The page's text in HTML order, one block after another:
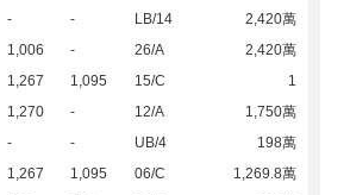
- - LB/14
2,420萬
1,006 - 26/A
2,420萬
1,267 1,095 15/C
1
1,270 - 12/A
1,750萬
- - UB/4
198萬
1,267 1,095 06/C
1,269.8萬